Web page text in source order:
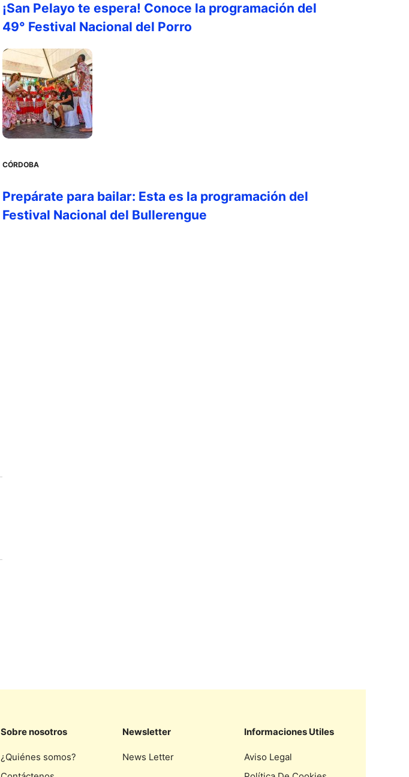
¡San Pelayo te espera! Conoce la programación del
49° Festival Nacional del Porro
CÓRDOBA
Prepárate para bailar: Esta es la programación del
Festival Nacional del Bullerengue
Sobre nosotros
¿Quiénes somos?
Newsletter
News Letter
Informaciones Utiles
Aviso Legal